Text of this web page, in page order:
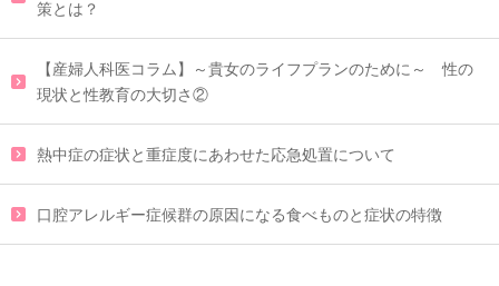
策とは？
【産婦人科医コラム】～貴女のライフプランのために～ 性の
現状と性教育の大切さ②
熱中症の症状と重症度にあわせた応急処置について
口腔アレルギー症候群の原因になる食べものと症状の特徴